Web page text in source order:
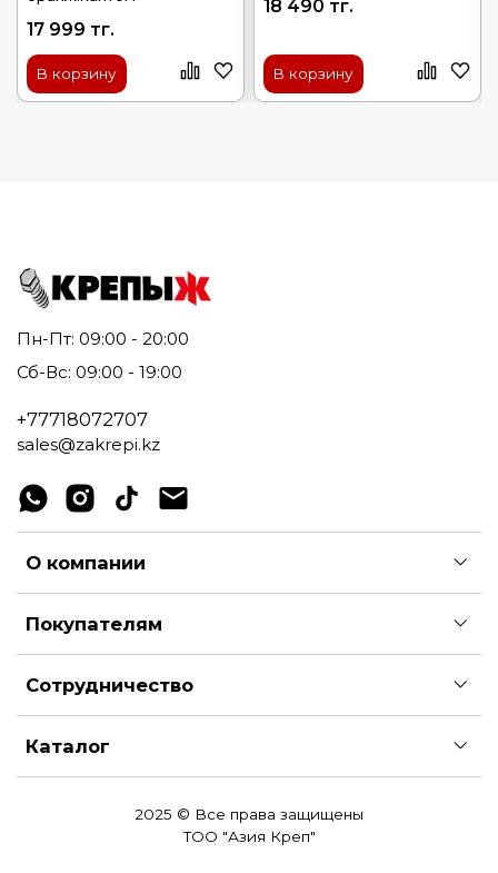
17 999 тг.
В корзину
18 490 тг.
В корзину
Пн-Пт: 09:00 - 20:00
Сб-Вс: 09:00 - 19:00
+77718072707
sales@zakrepi.kz
О компании
Покупателям
Сотрудничество
Каталог
2025 © Все права защищены
ТОО "Азия Креп"